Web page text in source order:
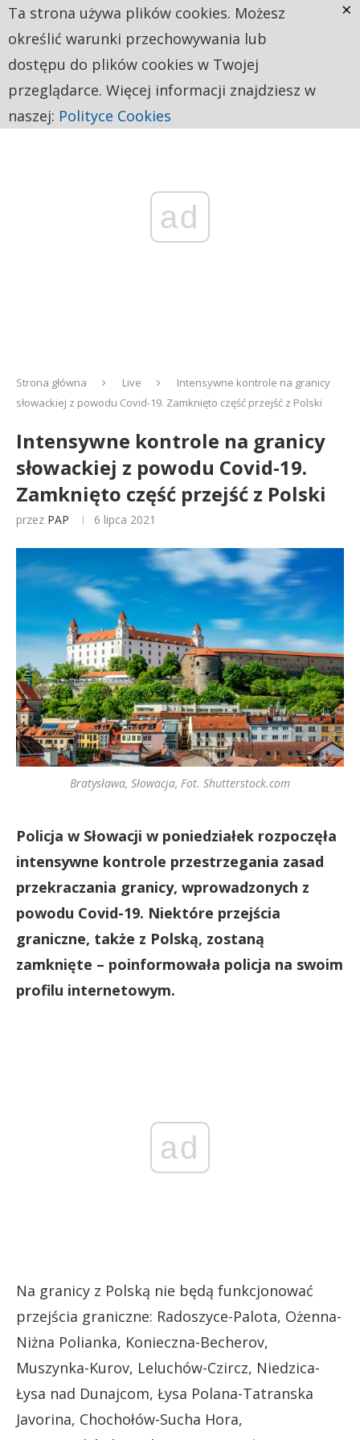
ad
Strona główna Live
Intensywne kontrole na granicy
słowackiej z powodu Covid-19. Zamknięto część przejść z Polski
Intensywne kontrole na granicy
słowackiej z powodu Covid-19.
Zamknięto część przejść z Polski
przez PAP 6 lipca 2021
Bratysława, Słowacja, Fot. Shutterstock.com
Policja w Słowacji w poniedziałek rozpoczęła
intensywne kontrole przestrzegania zasad
przekraczania granicy, wprowadzonych z
powodu Covid-19. Niektóre przejścia
graniczne, także z Polską, zostaną
zamknięte – poinformowała policja na swoim
profilu internetowym.
ad
Na granicy z Polską nie będą funkcjonować
przejścia graniczne: Radoszyce-Palota, Ożenna-
Niżna Polianka, Konieczna-Becherov,
Muszynka-Kurov, Leluchów-Czircz, Niedzica-
Łysa nad Dunajcom, Łysa Polana-Tatranska
Javorina, Chochołów-Sucha Hora,
Ta strona używa plików cookies. Możesz
określić warunki przechowywania lub
dostępu do plików cookies w Twojej
przeglądarce. Więcej informacji znajdziesz w
naszej: Polityce Cookies
×